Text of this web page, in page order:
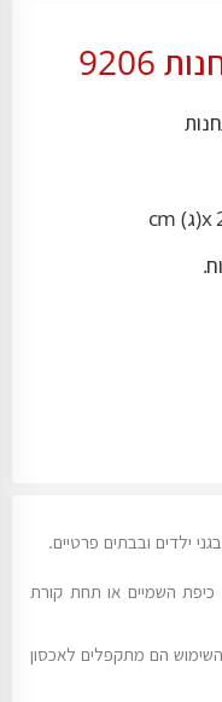
ילדים ובבתים פרטיים.
השמיים או תחת קורת
הם מתקפלים לאכסון